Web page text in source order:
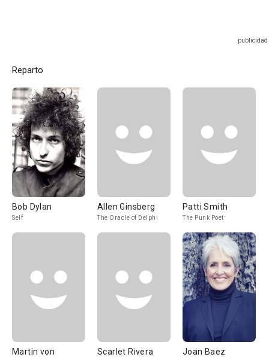
Reparto
Bob Dylan
Self
Allen Ginsberg
The Oracle of Delphi
Patti Smith
The Punk Poet
Martin von
Scarlet Rivera Joan Baez